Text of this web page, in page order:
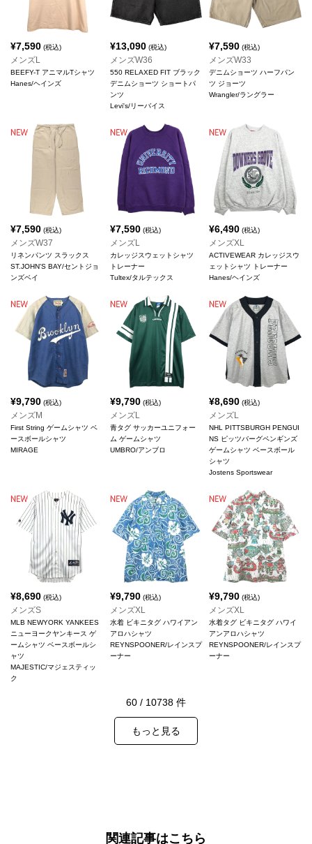
¥7,590 (税込)
メンズL
BEEFY-T アニマルTシャツ
Hanes/ヘインズ
¥13,090(税込)
メンズW36
550 RELAXED FIT ブラック
デニムショーツ ショートパ
ンツ
Levi's/リーバイス
¥7,590 (税込)
メンズW33
デニムショーツ ハーフパン
ツ ジョーツ
Wrangler/ラングラー
¥7,590 (税込)
メンズW37
リネンパンツ スラックス
ST.JOHN'S BAY/セントジョ
ンズベイ
¥7,590(税込)
メンズL
カレッジスウェットシャツ
トレーナー
Tultex/タルテックス
¥6,490 (税込)
メンズXL
ACTIVEWEAR カレッジスウ
ェットシャツ トレーナー
Hanes/ヘインズ
¥9,790 (税込)
メンズM
First String ゲームシャツ ベ
ースボールシャツ
MIRAGE
¥9,790(税込)
メンズL
青タグ サッカーユニフォー
ム ゲームシャツ
UMBRO/アンブロ
¥8,690 (税込)
メンズL
NHL PITTSBURGH PENGUI
NS ピッツバーグペンギンズ
ゲームシャツ ベースボール
シャツ
Jostens Sportswear
¥8,690 (税込)
メンズS
MLB NEWYORK YANKEES
ニューヨークヤンキース ゲ
ームシャツ ベースボールシ
ャツ
MAJESTIC/マジェスティッ
ク
¥9,790(税込)
メンズXL
水着 ビキニタグ ハワイアン
アロハシャツ
REYNSPOONER/レインスプ
ーナー
¥9,790 (税込)
メンズXL
水着タグ ビキニタグ ハワイ
アンアロハシャツ
REYNSPOONER/レインスプ
ーナー
60 / 10738 件
もっと見る
関連記事はこちら